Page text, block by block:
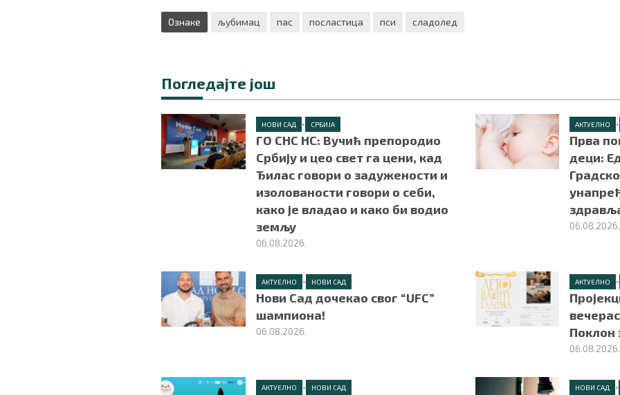
Ознаке љубимац пас посластица пси сладолед
Погледајте још
НОВИ САД • СРБИЈА
ГО СНС НС: Вучић препородио
Србију и цео свет га цени, кад
Ђилас говори о задужености и
изолованости говори о себи,
како је владао и како би водио
земљу
06.08.2026.
АКТУЕЛНО •
Прва
деци:
06.08.2026.
АКТУЕЛНО • НОВИ САД
Нови Сад дочекао свог “UFC”
шампиона!
06.08.2026.
АКТУЕЛНО •
Поклон
06.08.2026.
АКТУЕЛНО • НОВИ САД НОВИ САД •